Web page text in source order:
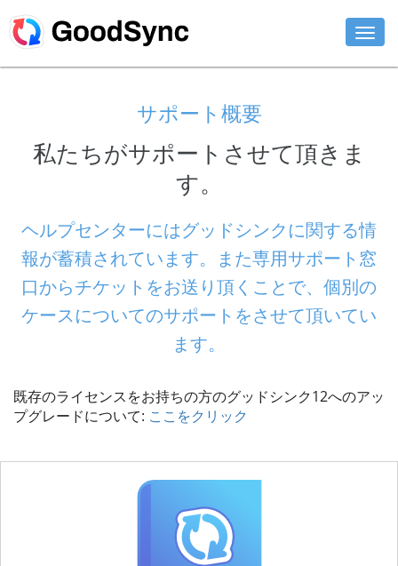
ビジネス用
ダウンロード
今すぐ購入
サポート概要
私たちがサポートさせて頂きま
す。
ヘルプセンターにはグッドシンクに関する情
報が蓄積されています。また専用サポート窓
口からチケットをお送り頂くことで、個別の
ケースについてのサポートをさせて頂いてい
ます。
既存のライセンスをお持ちの方のグッドシンク12へのアッ
プグレードについて: ここをクリック